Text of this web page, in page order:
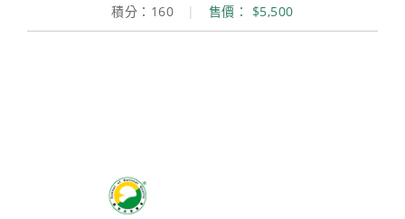
積分：160 | 售價： $5,500